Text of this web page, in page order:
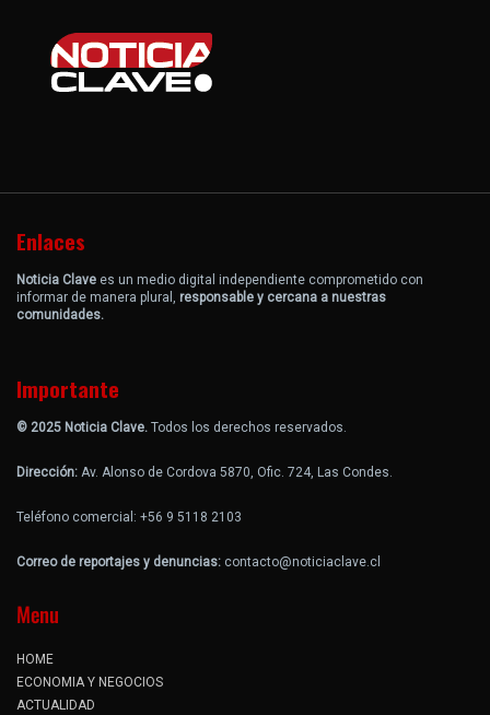
Enlaces
Noticia Clave es un medio digital independiente comprometido con
informar de manera plural, responsable y cercana a nuestras
comunidades.
Importante
© 2025 Noticia Clave. Todos los derechos reservados.
Dirección: Av. Alonso de Cordova 5870, Ofic. 724, Las Condes.
Teléfono comercial: +56 9 5118 2103
Correo de reportajes y denuncias: contacto@noticiaclave.cl
Menu
HOME
ECONOMIA Y NEGOCIOS
ACTUALIDAD